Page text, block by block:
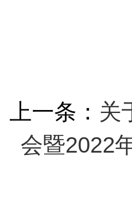
上一条： 关
会暨2022